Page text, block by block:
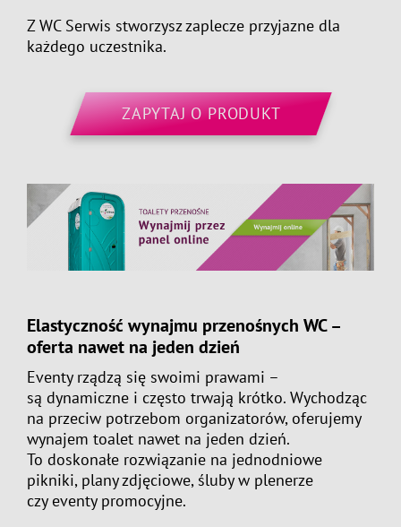
Z WC Serwis stworzysz zaplecze przyjazne dla
każdego uczestnika.
ZAPYTAJ O PRODUKT
Elastyczność wynajmu przenośnych WC –
oferta nawet na jeden dzień
Eventy rządzą się swoimi prawami –
są dynamiczne i często trwają krótko. Wychodząc
na przeciw potrzebom organizatorów, oferujemy
wynajem toalet nawet na jeden dzień.
To doskonałe rozwiązanie na jednodniowe
pikniki, plany zdjęciowe, śluby w plenerze
czy eventy promocyjne.